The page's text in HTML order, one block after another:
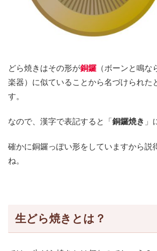
どら焼きはその形が銅鑼 （ボーンと鳴
楽器）に似ていることから名づけられた
す。
なので、漢字で表記すると「 銅鑼焼き 」
確かに銅鑼っぽい形をしていますから説
ね。
生どら焼きとは？